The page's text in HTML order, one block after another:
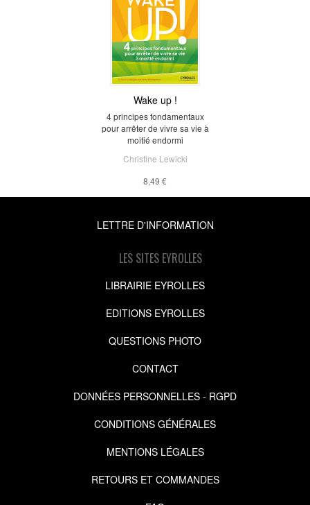
Wake up !
4 principes fondamentaux
pour arrêter de vivre sa vie à
moitié endormi
Christine Lewicki
8,49 €
LETTRE D'INFORMATION
LES SITES EYROLLES
LIBRAIRIE EYROLLES
EDITIONS EYROLLES
QUESTIONS PHOTO
CONTACT
DONNÉES PERSONNELLES - RGPD
CONDITIONS GÉNÉRALES
MENTIONS LÉGALES
RETOURS ET COMMANDES